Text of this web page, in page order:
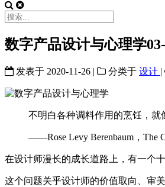
数字产品设计与心理学
发表于 2020-11-26 | 分类于 设计 |
不明白各种调料作用的烹饪，
——Rose Levy Berenbaum，The
在设计师漫长的成长道路上，有一个
这个问题关乎设计师的价值取向、审